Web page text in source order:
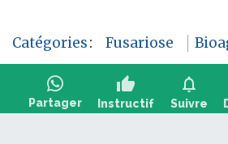
Catégories: Fusariose
Partager
thumb_up
Instructif
notifications
Suivre